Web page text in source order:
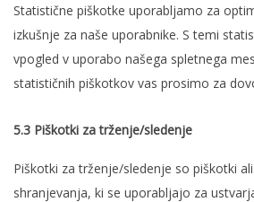
Statistične piškotke uporabljamo za
izkušnje za naše uporabnike. S temi
vpogled v uporabo našega spletnega
statističnih piškotkov vas prosimo za
5.3 Piškotki za trženje/sledenje
Piškotki za trženje/sledenje so piškotki
shranjevanja, ki se uporabljajo za